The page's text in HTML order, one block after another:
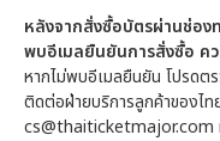
หลังจากสั่งซื้อบัตรผ่านช่อ
พบอีเมลยืนยันการสั่งซื้อ คว
หากไม่พบอีเมลยืนยัน โปรด
ติดต่อฝ่ายบริการลูกค้าของไท
cs@thaiticketmajor.com